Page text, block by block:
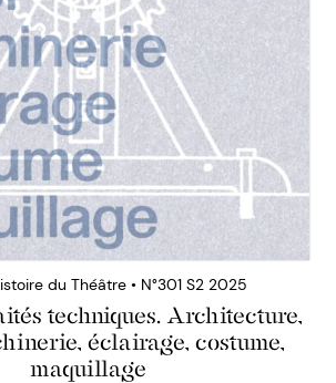
du Théâtre • N°301 S2 2025
techniques. Architecture,
éclairage, costume,
maquillage